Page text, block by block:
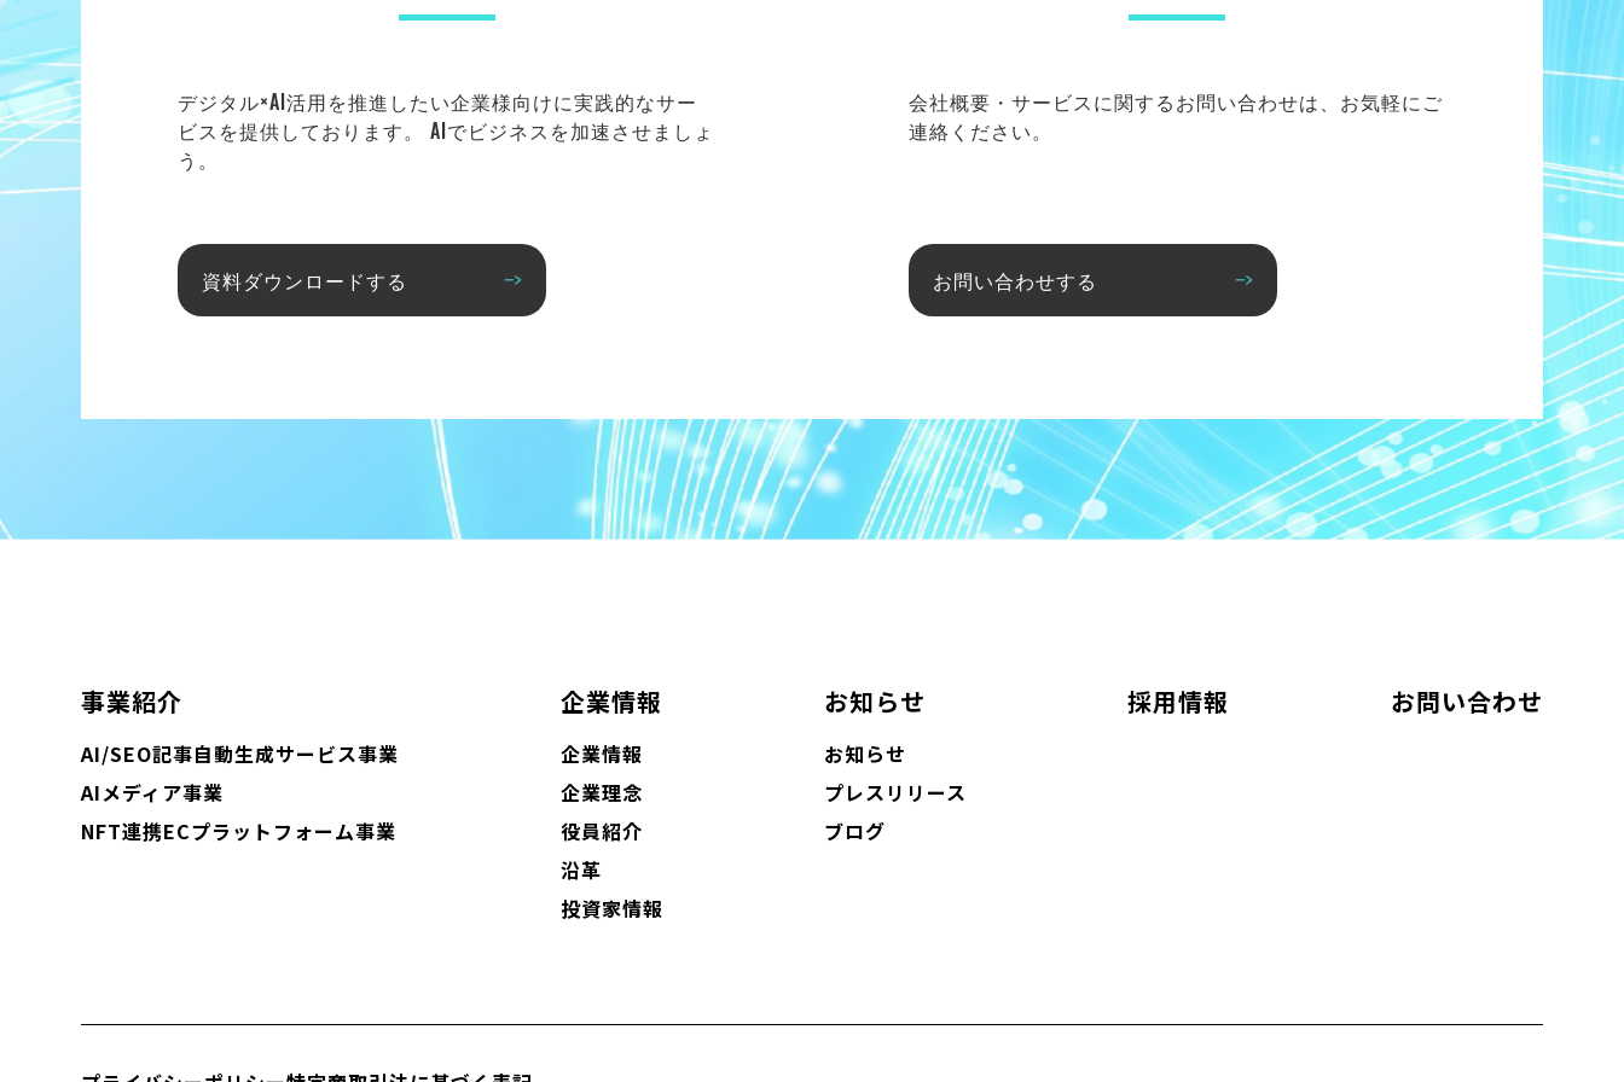
デジタル×AI活用を推進したい企業様向けに実践的なサー
ビスを提供しております。 AIでビジネスを加速させましょ
う。
資料ダウンロードする
会社概要・サービスに関するお問い合わせは、お気軽にご
連絡ください。
お問い合わせする
事業紹介
AI/SEO記事自動生成サービス事業
AIメディア事業
NFT連携ECプラットフォーム事業
企業情報
企業情報
企業理念
役員紹介
沿革
投資家情報
お知らせ
お知らせ
プレスリリース
ブログ
採用情報 お問い合わせ